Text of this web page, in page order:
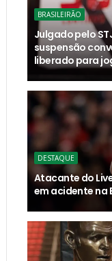
BRASILEIRÃO
Julgado pelo
suspensão
liberado para
DESTAQUE
Atacante do
em acidente na